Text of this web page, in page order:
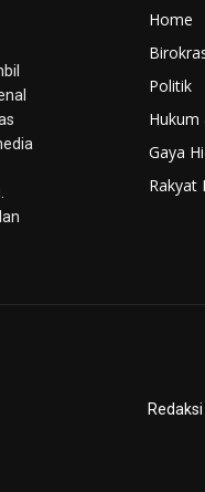
Home
Politik
Hukum
Gaya
Rakyat
Redaksi